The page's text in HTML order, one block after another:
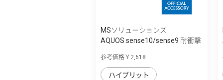
MSソリューションズ
AQUOS sense10/sense9 耐衝撃
参考価格￥2,618
ハイブリット